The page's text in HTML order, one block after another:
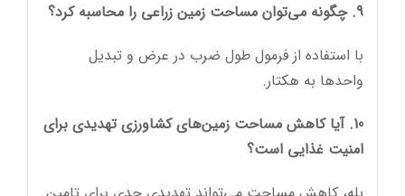
9. چگونه می‌توان مساحت زمین زراعی را محاسبه کرد؟
با استفاده از فرمول طول ضرب در عرض و تبدیل
واحدها به هکتار.
10. آیا کاهش مساحت زمین‌های کشاورزی تهدیدی برای
امنیت غذایی است؟